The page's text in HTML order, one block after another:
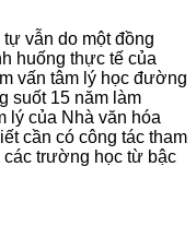
vẫn do một đồng
huống thực tế của
vấn tâm lý học đường
suốt 15 năm làm
lý của Nhà văn hóa
cần có công tác tham
trường học từ bậc